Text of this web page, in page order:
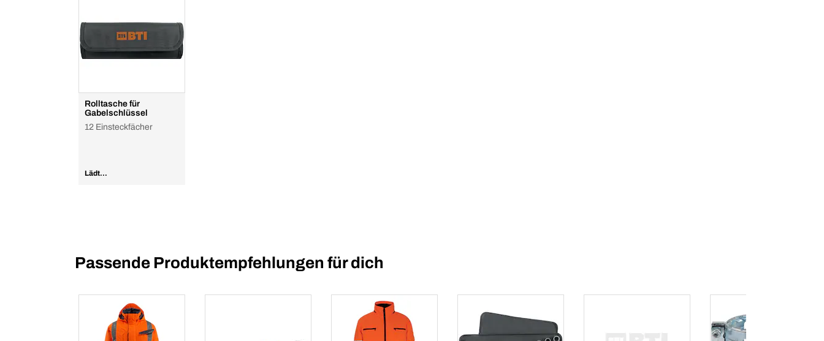
Rolltasche für
Gabelschlüssel
12 Einsteckfächer
Lädt...
Passende Produktempfehlungen für dich